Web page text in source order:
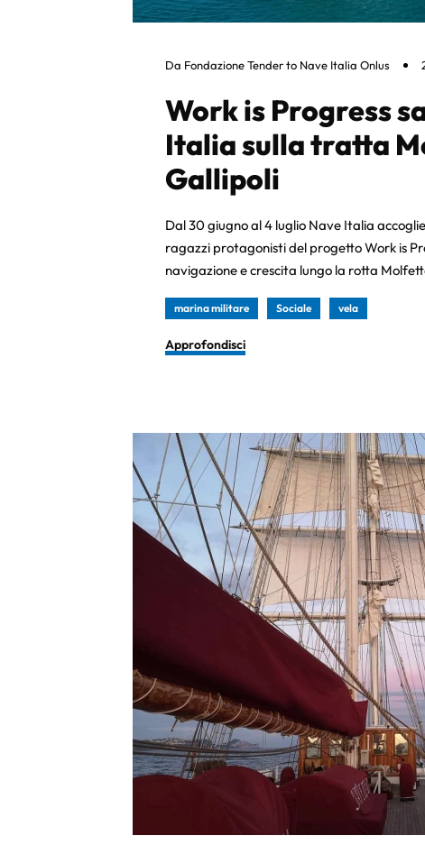
Da Fondazione Tender to Nave Italia Onlus
Work is Progress
Italia sulla tratta
Gallipoli
Dal 30 giugno al 4 luglio Nave Italia
ragazzi protagonisti del progetto Work is
navigazione e crescita lungo la rotta
marina militare Sociale vela
Approfondisci